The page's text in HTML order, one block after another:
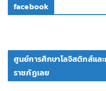
facebook
ศูนย์การศึกษาโลจิสติกส์แล
ราชภัฏเลย